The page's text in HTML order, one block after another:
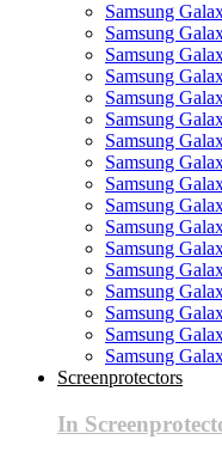
Samsung
Samsung
Samsung
Samsung
Samsung
Samsung
Samsung
Samsung
Samsung
Samsung
Samsung
Samsung
Samsung
Samsung
Samsung
Samsung
Samsung
Screenprotectors
In